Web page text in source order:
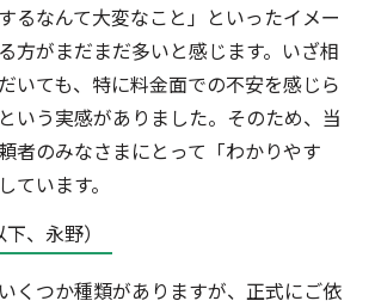
るなんて大変なこと」といったイメー
方がまだまだ多いと感じます。いざ相
いても、特に料金面での不安を感じら
いう実感がありました。そのため、当
者のみなさまにとって「わかりやす
ています。
、永野）
くつか種類がありますが、正式にご依